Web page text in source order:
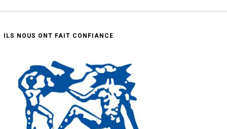
ILS NOUS ONT FAIT CONFIANCE